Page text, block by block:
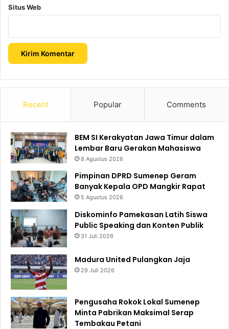
Situs Web
Recent Popular Comments
BEM SI Kerakyatan Jawa Timur dalam
Lembar Baru Gerakan Mahasiswa
8 Agustus 2026
Pimpinan DPRD Sumenep Geram
Banyak Kepala OPD Mangkir Rapat
5 Agustus 2026
Diskominfo Pamekasan Latih Siswa
Public Speaking dan Konten Publik
31 Juli 2026
Madura United Pulangkan Jaja
29 Juli 2026
Pengusaha Rokok Lokal Sumenep
Minta Pabrikan Maksimal Serap
Tembakau Petani